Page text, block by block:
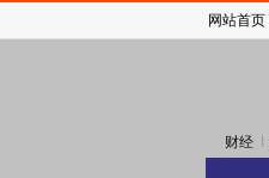
财经
网站首页